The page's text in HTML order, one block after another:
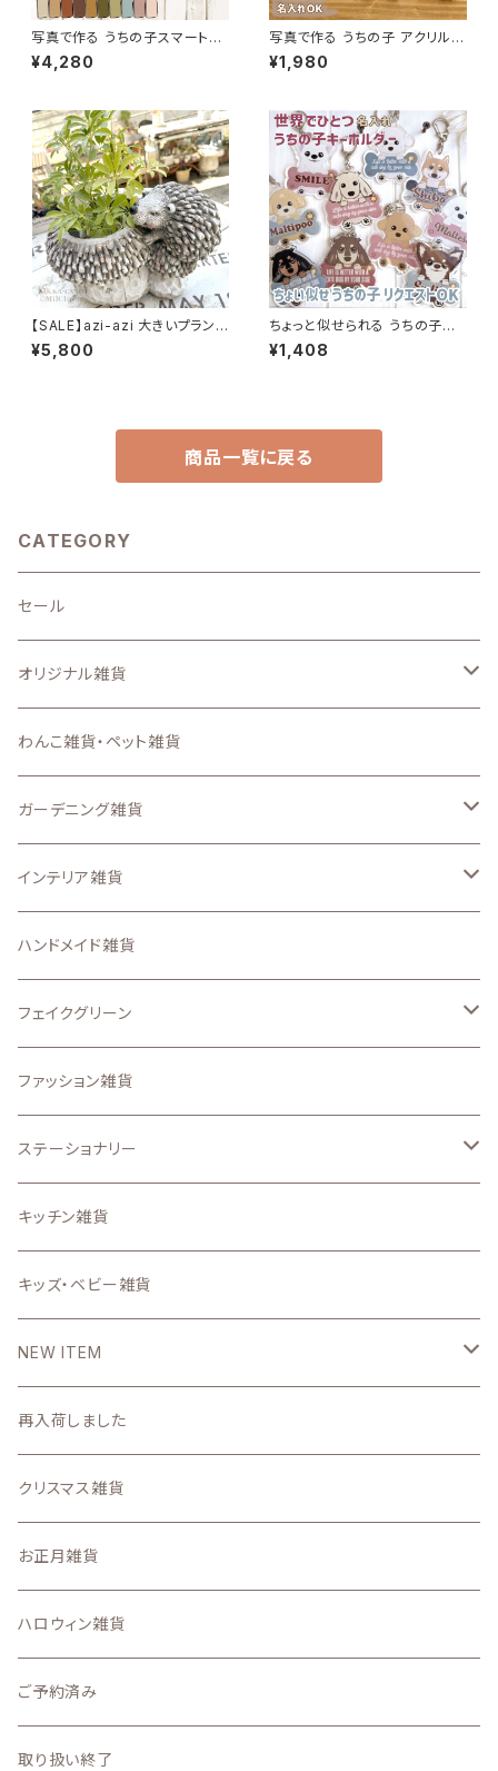
写真で作る うちの子スマートキ
ーケース 名入れ無料 / 写真を
おしゃれにデザイン 世界にひと
¥4,280
写真で作る うちの子 アクリルキ
ーホルダー（名入れ無料）
¥1,980
【SALE】azi-azi 大きいプランタ
ー ハリネズミとキノコのプラン
ター 送料無料
¥5,800
ちょっと似せられる うちの子キ
ーホルダー 名入れ DOG わんこ
のキーホルダー / ダックスフント
¥1,408
商品一覧に戻る
CATEGORY
セール
オリジナル雑貨
キーホルダー
ステンシルシート
スマートフォンケース、iPadケース
ステッカー
アイロンプリントシート
その他のオリジナル雑貨
うちの子グッズ
写真で作るうちの子グッズ
わんこ雑貨・ペット雑貨
ガーデニング雑貨
なし
ガーデン ピック
置物・オーナメント
.etcガーデン雑貨
インテリア雑貨
収納・インテリア用品
壁面、ハンギング雑貨
マット、マルチカバー
置物・オブジェ
インテリア雑貨小物
壁掛け時計・照明
DIYパーツ
ハンドメイド雑貨
フェイクグリーン
ドライフラワー
ファッション雑貨
ステーショナリー
スタンプ
ステーショナリー雑貨
キッチン雑貨
キッズ・ベビー雑貨
NEW ITEM
2026
7月
6月
2025
11月の新着商品
10月の新着商品
再入荷しました
クリスマス雑貨
お正月雑貨
ハロウィン雑貨
ご予約済み
取り扱い終了